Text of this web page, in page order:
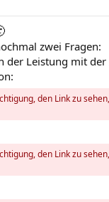
zwei Fragen:
der Leistung mit
den Link zu
den Link zu